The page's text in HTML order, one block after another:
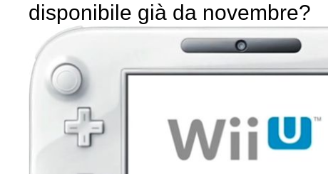
disponibile già da novembre?